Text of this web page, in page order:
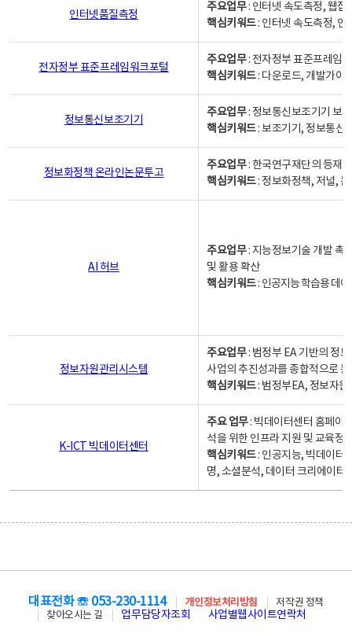
인터넷품질측정
주요업무: 인터넷 속도측정, 웹접
핵심키워드: 인터넷 속도측정, 인
전자정부 표준프레임워크포털
주요업무: 전자정부 표준프레임
핵심키워드: 다운로드, 개발가이
정보통신보조기기
주요업무: 정보통신보조기기 보
핵심키워드: 보조기기, 정보통신
정보화정책 온라인논문투고
주요업무: 한국연구재단의 등재
핵심키워드: 정보화정책, 저널,
AI 허브
주요업무: 지능정보기술 개발 촉
및 활용 확산
핵심키워드: 인공지능 학습용 데
정보자원관리시스템
주요업무: 범정부 EA 기반의 정
사업의 추진성과를 종합적으로
핵심키워드: 범정부EA, 정보자
K-ICT 빅데이터센터
주요 업무: 빅데이터센터 홈페이
석을 위한 인프라 지원 및 교육정
핵심키워드: 인공지능, 빅데이터,
명, 소셜분석, 데이터 크리에이터
대표전화 ☏ 053-230-1114 개인정보처리방침
저작권 정책
찾아오시는 길
업무담당자조회 사업별웹사이트연락처